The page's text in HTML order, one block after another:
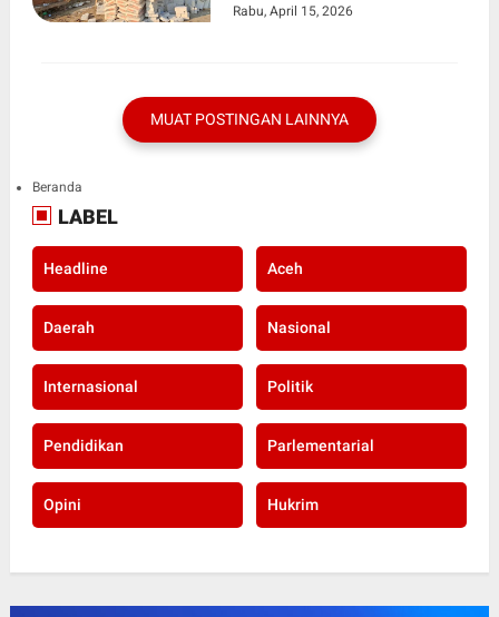
Rabu, April 15, 2026
MUAT POSTINGAN LAINNYA
Beranda
LABEL
Headline Aceh
Daerah Nasional
Internasional Politik
Pendidikan Parlementarial
Opini Hukrim